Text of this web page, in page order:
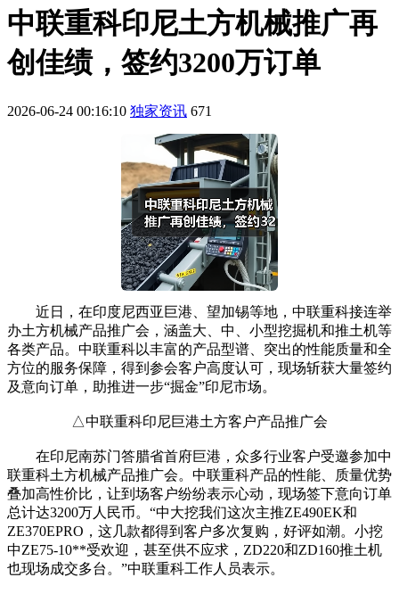
中联重科印尼土方机械推广再
创佳绩，签约3200万订单
2026-06-24 00:16:10 独家资讯 671
近日，在印度尼西亚巨港、望加锡等地，中联重科接连举
办土方机械产品推广会，涵盖大、中、小型挖掘机和推土机等
各类产品。中联重科以丰富的产品型谱、突出的性能质量和全
方位的服务保障，得到参会客户高度认可，现场斩获大量签约
及意向订单，助推进一步“掘金”印尼市场。
△中联重科印尼巨港土方客户产品推广会
在印尼南苏门答腊省首府巨港，众多行业客户受邀参加中
联重科土方机械产品推广会。中联重科产品的性能、质量优势
叠加高性价比，让到场客户纷纷表示心动，现场签下意向订单
总计达3200万人民币。“中大挖我们这次主推ZE490EK和
ZE370EPRO，这几款都得到客户多次复购，好评如潮。小挖
中ZE75-10**受欢迎，甚至供不应求，ZD220和ZD160推土机
也现场成交多台。”中联重科工作人员表示。